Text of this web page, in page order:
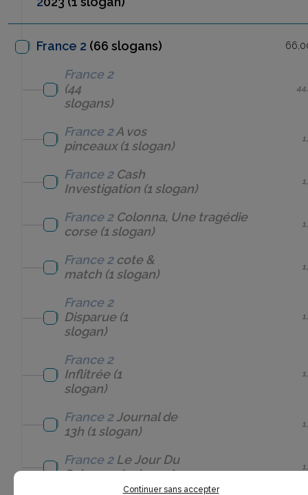
France 2 (66 slogans)
France 2
(44
slogans)
France 2A vos
pinceaux(1 slogan)
France 2 Cash
Investigation (1 slogan)
France 2 Colonna, Une tragédie
corse(1 slogan)
France 2 cote &
match (1 slogan)
France 2
Disparue(1
slogan)
France 2
Inflitrée(1
slogan)
France 2 Journal de
13h (1 slogan)
France 2 Le Jour Du
Seigneur(1 slogan)
Continuer sans accepter